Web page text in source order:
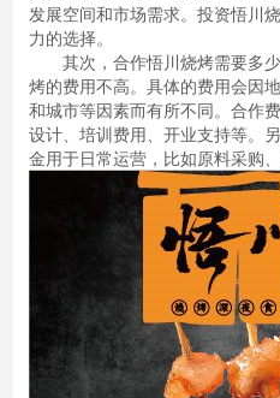
发展空间和市场需求。投资悟川
力的选择。
其次，合作悟川烧烤需要多少
烤的费用不高。具体的费用会因
和城市等因素而有所不同。合作
设计、培训费用、开业支持等。
金用于日常运营，比如原料采购、